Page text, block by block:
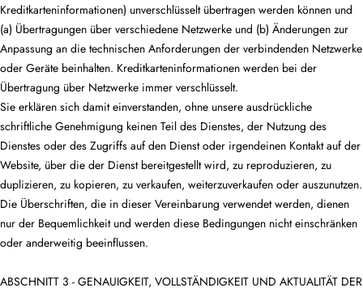
Kreditkarteninformationen) unverschlüsselt übertragen werden können und
(a) Übertragungen über verschiedene Netzwerke und (b) Änderungen zur
Anpassung an die technischen Anforderungen der verbindenden Netzwerke
oder Geräte beinhalten. Kreditkarteninformationen werden bei der
Übertragung über Netzwerke immer verschlüsselt.
Sie erklären sich damit einverstanden, ohne unsere ausdrückliche
schriftliche Genehmigung keinen Teil des Dienstes, der Nutzung des
Dienstes oder des Zugriffs auf den Dienst oder irgendeinen Kontakt auf der
Website, über die der Dienst bereitgestellt wird, zu reproduzieren, zu
duplizieren, zu kopieren, zu verkaufen, weiterzuverkaufen oder auszunutzen.
Die Überschriften, die in dieser Vereinbarung verwendet werden, dienen
nur der Bequemlichkeit und werden diese Bedingungen nicht einschränken
oder anderweitig beeinflussen.
ABSCHNITT 3 - GENAUIGKEIT, VOLLSTÄNDIGKEIT UND AKTUALITÄT DER